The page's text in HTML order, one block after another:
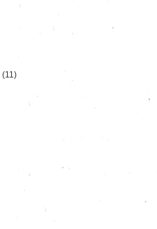
(11)